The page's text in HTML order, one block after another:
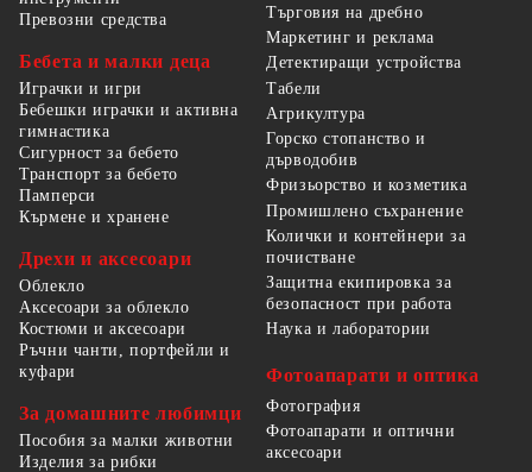
Превозни средства
Бебета и малки деца
Играчки и игри
Бебешки играчки и активна
гимнастика
Сигурност за бебето
Транспорт за бебето
Памперси
Кърмене и хранене
Дрехи и аксесоари
Облекло
Аксесоари за облекло
Костюми и аксесоари
Ръчни чанти, портфейли и
куфари
За домашните любимци
Пособия за малки животни
Изделия за рибки
Търговия на дребно
Маркетинг и реклама
Детектиращи устройства
Табели
Агрикултура
Горско стопанство и
дърводобив
Фризьорство и козметика
Промишлено съхранение
Колички и контейнери за
почистване
Защитна екипировка за
безопасност при работа
Наука и лаборатории
Фотоапарати и оптика
Фотография
Фотоапарати и оптични
аксесоари